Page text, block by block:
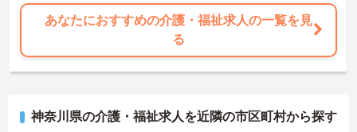
あなたにおすすめの介護・福祉求人の一覧を見
る
神奈川県の介護・福祉求人を近隣の市区町村から探す